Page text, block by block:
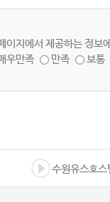
이지에서 제공하는 정보
우만족
만족 보통
수원유스호스